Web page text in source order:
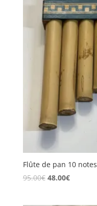
Flûte de pan 10 notes
95.00€ 48.00€